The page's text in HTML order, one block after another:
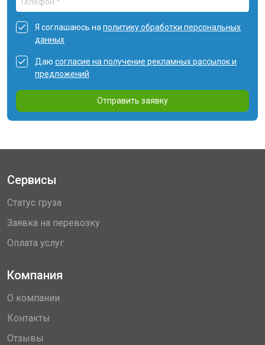
Я соглашаюсь на политику обработки персональных
данных
Даю согласие на получение рекламных рассылок и
предложений
Отправить заявку
Сервисы
Статус груза
Заявка на перевозку
Оплата услуг
Компания
О компании
Контакты
Отзывы